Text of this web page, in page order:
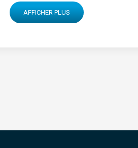
AFFICHER PLUS